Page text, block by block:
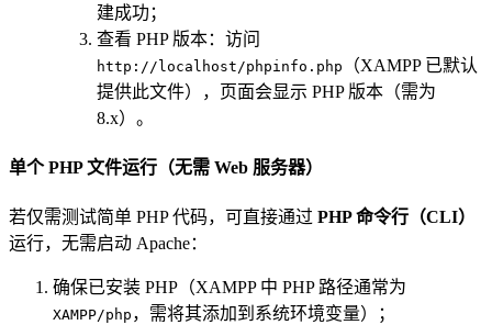
建成功；
查看 PHP 版本：访问
http://localhost/phpinfo.php
（XAMPP 已默认
提供此文件），页面会显示 PHP 版本（需为
8.x）。
单个 PHP 文件运行（无需 Web 服务器）
若仅需测试简单 PHP 代码，可直接通过 PHP 命令行（CLI）
运行，无需启动 Apache：
确保已安装 PHP（XAMPP 中 PHP 路径通常为
XAMPP/php ，需将其添加到系统环境变量）；